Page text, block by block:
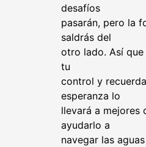
desafíos
pasarán, pero la
saldrás del
otro lado. Así
tu
control y
esperanza lo
llevará a mejores
ayudarlo a
navegar las